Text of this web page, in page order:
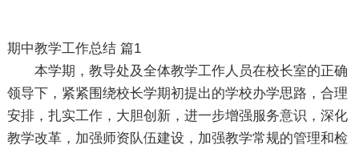
期中教学工作总结 篇1
本学期，教导处及全体教学工作人员在校长室的正确
领导下，紧紧围绕校长学期初提出的学校办学思路，合理
安排，扎实工作，大胆创新，进一步增强服务意识，深化
教学改革，加强师资队伍建设，加强教学常规的管理和检